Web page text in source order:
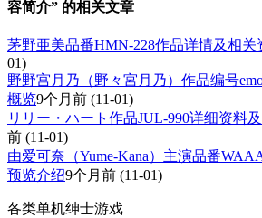
容简介” 的相关文章
茅野亜美品番HMN-228作品详情及相关
01)
野野宫月乃（野々宮月乃）作品编号
概览9个月前 (11-01)
リリー・ハート作品JUL-990详细资料
前 (11-01)
由爱可奈（Yume-Kana）主演品番
预览介绍9个月前 (11-01)
各类单机绅士游戏